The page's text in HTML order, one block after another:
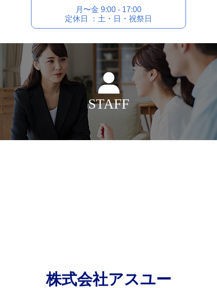
⽉〜⾦ 9:00 - 17:00
定休⽇ ：⼟・⽇・祝祭⽇
STAFF
株式会社アスユー